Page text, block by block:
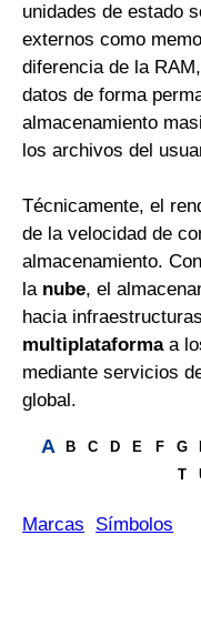
unidades de estado
externos como
diferencia de la
datos de forma
almacenamiento
los archivos del
Técnicamente, el
de la velocidad de
almacenamiento.
la nube, el
hacia
multiplataformaa
mediante servicios
global.
A B C D E F G
T
Marcas Símbolos